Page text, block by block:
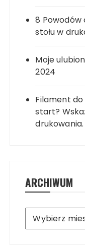
8 Powodów
stołu w
Moje
2024
Filament
start?
drukowania.
ARCHIWUM
Archiwum